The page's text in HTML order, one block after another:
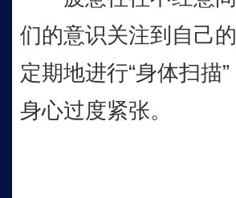
们的意识关注到自己
定期地进行“身体扫描
身心过度紧张。